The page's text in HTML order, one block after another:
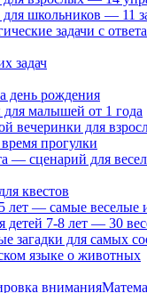
для школьников — 11
задачи с
задач
день рождения
малышей от 1 года
вечеринки для
прогулки
— сценарий для
квестов
лет — самые веселые
детей 7-8 лет — 30
загадки для самых
языке о животных
внимания